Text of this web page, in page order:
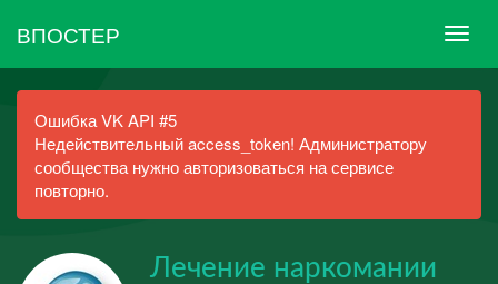
ВПОСТЕР
Ошибка VK API #5
Недействительный access_token! Администратору
сообщества нужно авторизоваться на сервисе
повторно.
Лечение наркомании